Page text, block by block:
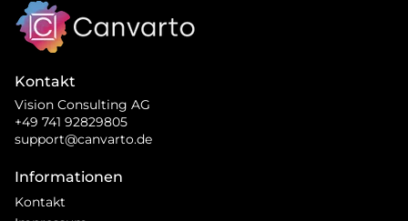
Kontakt
Vision Consulting AG
+49 741 92829805
support@canvarto.de
Informationen
Kontakt